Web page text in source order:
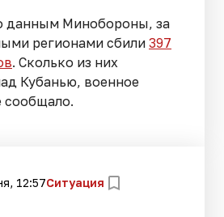
данным Минобороны, за
регионами сбили 397
. Сколько из них
Кубанью, военное
сообщало.
12:57Ситуация